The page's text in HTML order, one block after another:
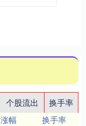
个股流出
换手率
涨幅
换手率